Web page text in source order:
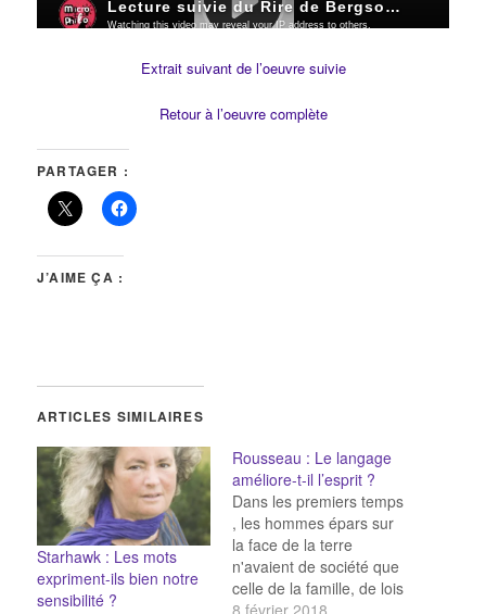
Extrait suivant de l’oeuvre suivie
Retour à l’oeuvre complète
PARTAGER :
J’AIME ÇA :
ARTICLES SIMILAIRES
Starhawk : Les mots
expriment-ils bien notre
sensibilité ?
Rousseau : Le langage
améliore-t-il l’esprit ?
Dans les premiers temps
, les hommes épars sur
la face de la terre
n'avaient de société que
celle de la famille, de lois
que celles de la nature,
8 février 2018